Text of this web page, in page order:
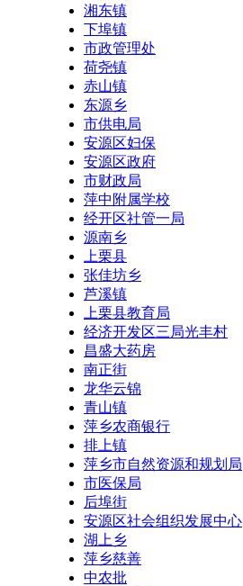
湘东镇
下埠镇
市政管理处
荷尧镇
赤山镇
东源乡
市供电局
安源区妇保
安源区政府
市财政局
萍中附属学校
经开区社管一局
源南乡
上栗县
张佳坊乡
芦溪镇
上栗县教育局
经济开发区三局光丰村
昌盛大药房
南正街
龙华云锦
青山镇
萍乡农商银行
排上镇
萍乡市自然资源和规划局
市医保局
后埠街
安源区社会组织发展中心
湖上乡
萍乡慈善
中农批